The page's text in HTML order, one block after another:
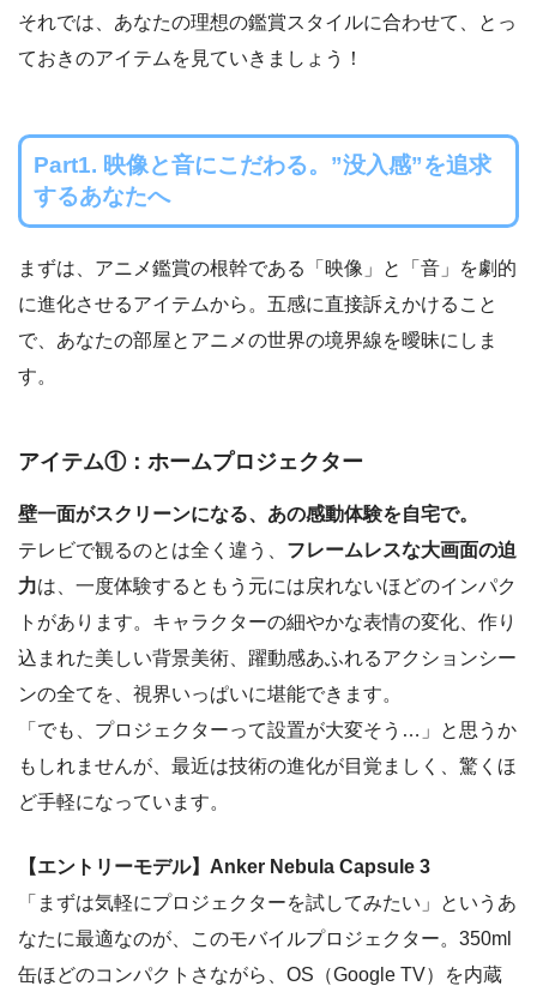
それでは、あなたの理想の鑑賞スタイルに合わせて、とっ
ておきのアイテムを見ていきましょう！
Part1. 映像と音にこだわる。”没入感”を追求
するあなたへ
まずは、アニメ鑑賞の根幹である「映像」と「音」を劇的
に進化させるアイテムから。五感に直接訴えかけること
で、あなたの部屋とアニメの世界の境界線を曖昧にしま
す。
アイテム①：ホームプロジェクター
壁一面がスクリーンになる、あの感動体験を自宅で。
テレビで観るのとは全く違う、 フレームレスな大画面の迫
力は、一度体験するともう元には戻れないほどのインパク
トがあります。キャラクターの細やかな表情の変化、作り
込まれた美しい背景美術、躍動感あふれるアクションシー
ンの全てを、視界いっぱいに堪能できます。
「でも、プロジェクターって設置が大変そう…」と思うか
もしれませんが、最近は技術の進化が目覚ましく、驚くほ
ど手軽になっています。
【エントリーモデル】Anker Nebula Capsule 3
「まずは気軽にプロジェクターを試してみたい」というあ
なたに最適なのが、このモバイルプロジェクター。350ml
缶ほどのコンパクトさながら、OS（Google TV）を内蔵